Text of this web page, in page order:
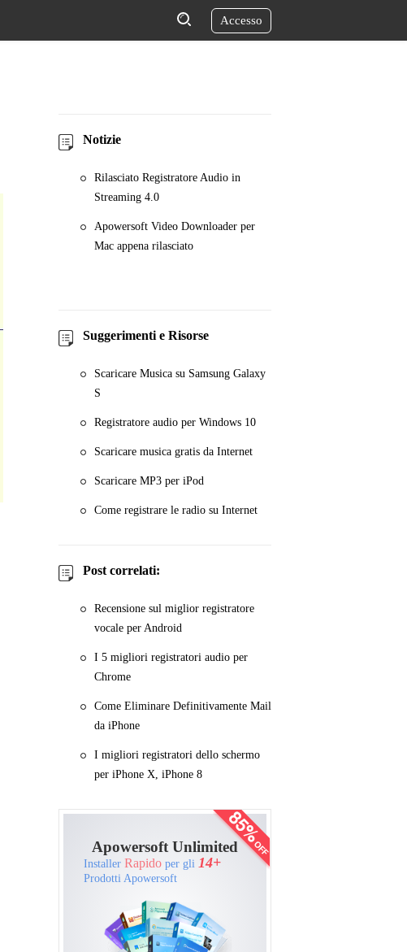
Accesso
Notizie
Rilasciato Registratore Audio in
Streaming 4.0
Apowersoft Video Downloader per
Mac appena rilasciato
Suggerimenti e Risorse
Scaricare Musica su Samsung Galaxy
S
Registratore audio per Windows 10
Scaricare musica gratis da Internet
Scaricare MP3 per iPod
Come registrare le radio su Internet
Post correlati:
Recensione sul miglior registratore
vocale per Android
I 5 migliori registratori audio per
Chrome
Come Eliminare Definitivamente Mail
da iPhone
I migliori registratori dello schermo
per iPhone X, iPhone 8
Apowersoft Unlimited
Installer Rapido per gli 14+
Prodotti Apowersoft